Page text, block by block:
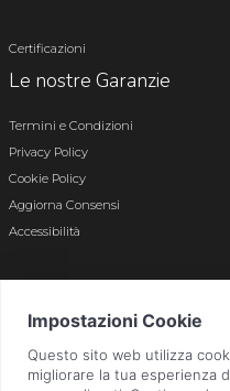
Certificazioni
Le nostre Garanzie
Termini e Condizioni
Privacy Policy
Cookie Policy
Aggiorna Consensi
Accessibilità
Bergamo n. 01496180165